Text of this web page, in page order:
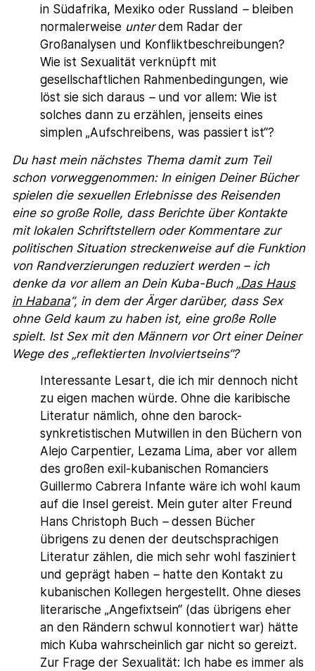
in Südafrika, Mexiko oder Russland –bleiben
normalerweise unterdem Radar der
Großanalysen und Konfliktbeschreibungen?
Wie ist Sexualität verknüpft mit
gesellschaftlichen Rahmenbedingungen, wie
löst sie sich daraus –und vor allem: Wie ist
solches dann zu erzählen, jenseits eines
simplen „Aufschreibens, was passiert ist“?
Du hast mein nächstes Thema damit zum Teil
schon vorweggenommen: In einigen Deiner Bücher
spielen die sexuellen Erlebnisse des Reisenden
eine so große Rolle, dass Berichte über Kontakte
mit lokalen Schriftstellern oder Kommentare zur
politischen Situation streckenweise auf die Funktion
von Randverzierungen reduziert werden – ich
denke da vor allem an Dein Kuba-Buch „Das Haus
in Habana“, in dem der Ärger darüber, dass Sex
ohne Geld kaum zu haben ist, eine große Rolle
spielt. Ist Sex mit den Männern vor Ort einer Deiner
Wege des „reflektierten Involviertseins“?
Interessante Lesart, die ich mir dennoch nicht
zu eigen machen würde. Ohne die karibische
Literatur nämlich, ohne den barock-
synkretistischen Mutwillen in den Büchern von
Alejo Carpentier, Lezama Lima, aber vor allem
des großen exil-kubanischen Romanciers
Guillermo Cabrera Infante wäre ich wohl kaum
auf die Insel gereist. Mein guter alter Freund
Hans Christoph Buch –dessen Bücher
übrigens zu denen der deutschsprachigen
Literatur zählen, die mich sehr wohl fasziniert
und geprägt haben –hatte den Kontakt zu
kubanischen Kollegen hergestellt. Ohne dieses
literarische „Angefixtsein“ (das übrigens eher
an den Rändern schwul konnotiert war) hätte
mich Kuba wahrscheinlich gar nicht so gereizt.
Zur Frage der Sexualität: Ich habe es immer als